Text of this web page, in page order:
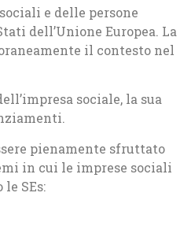
e delle persone
dell’Unione Europea. La
il contesto nel
sociale, la sua
pienamente sfruttato
in cui le imprese sociali
SEs: